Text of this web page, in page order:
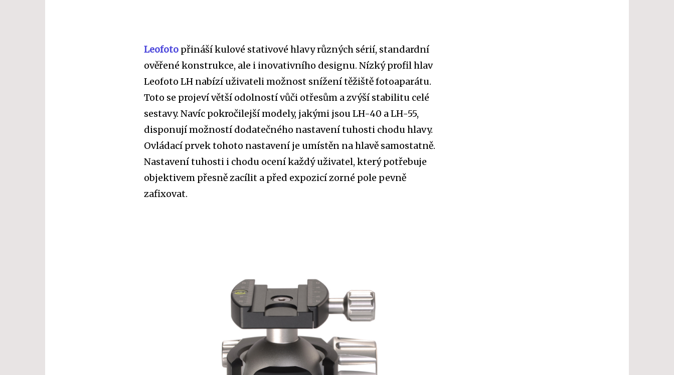
Leofoto přináší kulové stativové hlavy různých sérií, standardní
ověřené konstrukce, ale i inovativního designu. Nízký profil hlav
Leofoto LH nabízí uživateli možnost snížení těžiště fotoaparátu.
Toto se projeví větší odolností vůči otřesům a zvýší stabilitu celé
sestavy. Navíc pokročilejší modely, jakými jsou LH-40 a LH-55,
disponují možností dodatečného nastavení tuhosti chodu hlavy.
Ovládací prvek tohoto nastavení je umístěn na hlavě samostatně.
Nastavení tuhosti i chodu ocení každý uživatel, který potřebuje
objektivem přesně zacílit a před expozicí zorné pole pevně
zafixovat.